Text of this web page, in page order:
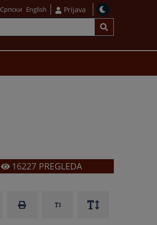
Српски English Prijava
16227PREGLEDA